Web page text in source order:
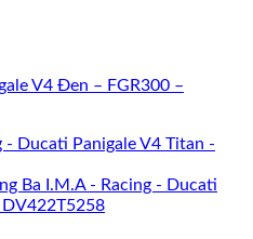
V4 Đen – FGR300 –